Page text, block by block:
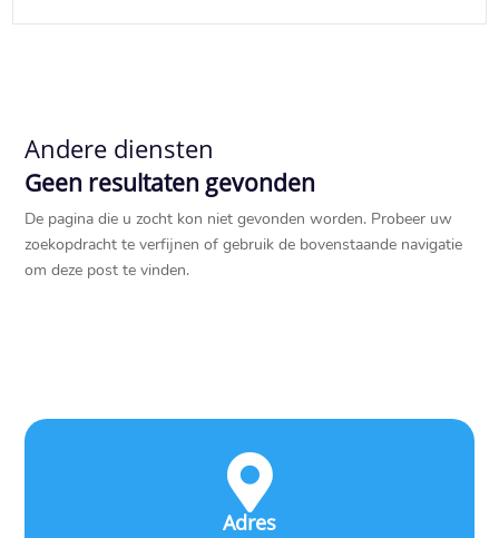
Andere diensten
Geen resultaten gevonden
De pagina die u zocht kon niet gevonden worden. Probeer uw
zoekopdracht te verfijnen of gebruik de bovenstaande navigatie
om deze post te vinden.

Adres